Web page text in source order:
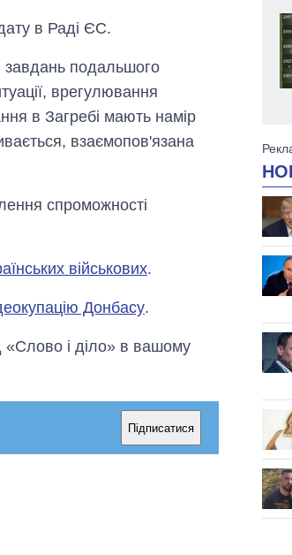
в Раді ЄС.
завдань подальшого
врегулювання
в Загребі мають намір
взаємопов'язана
спроможності
військових.
Донбасу.
«Слово і діло» в вашому
Підписатися
роки і що
прогнозують на
2027-й